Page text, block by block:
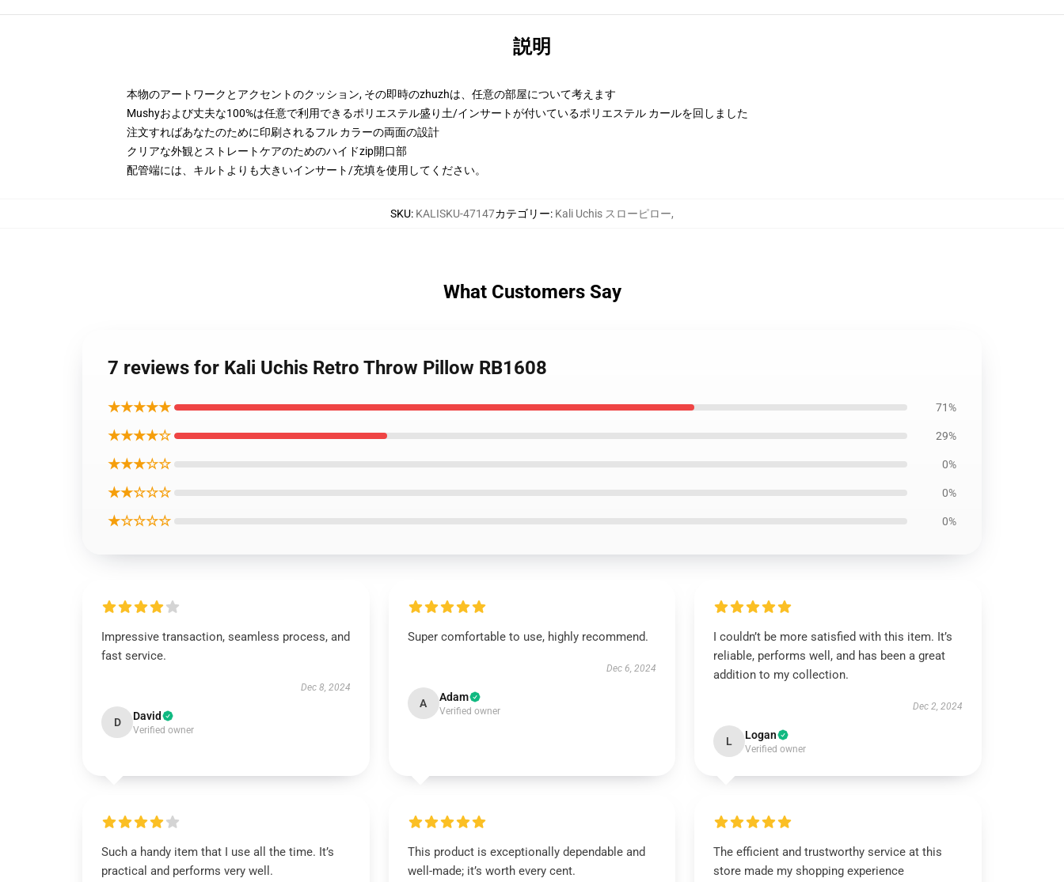
説明
本物のアートワークとアクセントのクッション, その即時のzhuzhは、任意の部屋について考えます
Mushyおよび丈夫な100%は任意で利用できるポリエステル盛り土/インサートが付いているポリエステル カールを回しました
注文すればあなたのために印刷されるフル カラーの両面の設計
クリアな外観とストレートケアのためのハイドzip開口部
配管端には、キルトよりも大きいインサート/充填を使用してください。
SKU: KALISKU-47147カテゴリー: Kali Uchis スローピロー,
What Customers Say
7 reviews for Kali Uchis Retro Throw Pillow RB1608
★★★★★ 71%
★★★★☆ 29%
★★★☆☆ 0%
★★☆☆☆ 0%
★☆☆☆☆ 0%
Impressive transaction, seamless process, and
fast service.
Dec 8, 2024
D David
Verified owner
Super comfortable to use, highly recommend.
Dec 6, 2024
A Adam
Verified owner
I couldn’t be more satisfied with this item. It’s
reliable, performs well, and has been a great
addition to my collection.
Dec 2, 2024
L Logan
Verified owner
Such a handy item that I use all the time. It’s
practical and performs very well.
This product is exceptionally dependable and
well-made; it’s worth every cent.
The efficient and trustworthy service at this
store made my shopping experience